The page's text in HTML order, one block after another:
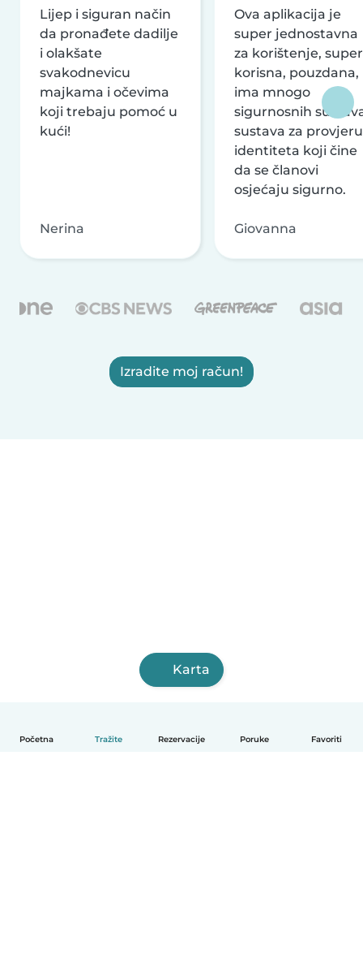
Početna Tražite Rezervacije Poruke Favoriti
Lijep i siguran način
da pronađete dadilje
i olakšate
svakodnevicu
majkama i očevima
koji trebaju pomoć u
kući!
Nerina
Ova aplikacija je
super jednostavna
za korištenje, super
korisna, pouzdana,
ima mnogo
sigurnosnih
sustava za provjeru
identiteta koji čine
da se članovi
osjećaju sigurno.
Giovanna
Izradite moj račun!
Karta